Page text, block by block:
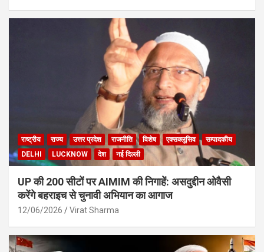
राष्ट्रीय राज्य उत्तर प्रदेश राजनीति विशेष एक्सक्लूसिव
सम्पादकीय
DELHI
LUCKNOW देश नई दिल्ली
UP की 200 सीटों पर AIMIM की निगाहें: असदुद्दीन ओवैसी
करेंगे बहराइच से चुनावी अभियान का आगाज
12/06/2026 Virat Sharma